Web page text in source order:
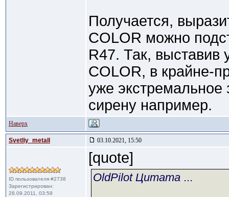
Получается,
COLOR можно
R47. Так, выставив
COLOR, в крайне-
уже экстремальное
сирену например.
Наверх
Svetliy_metall 03.10.2021, 15:50
ID пользователя #2738
Зарегистрирован:
28.09.2011, 03:59
[quote]
OldPilot Цитата ...